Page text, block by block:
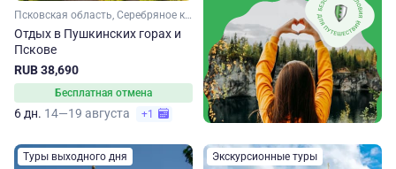
Псковская область, Серебряное кольцо
Отдых в Пушкинских горах и
Пскове
RUB 38,690
Бесплатная отмена
6 дн. 14—19 августа +1
Туры выходного дня Экскурсионные туры